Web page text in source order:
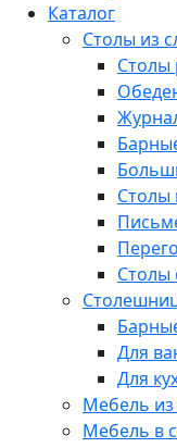
Каталог
Столы из
Столы
Столы
Столы
Для
Для
Мебель из
Мебель в